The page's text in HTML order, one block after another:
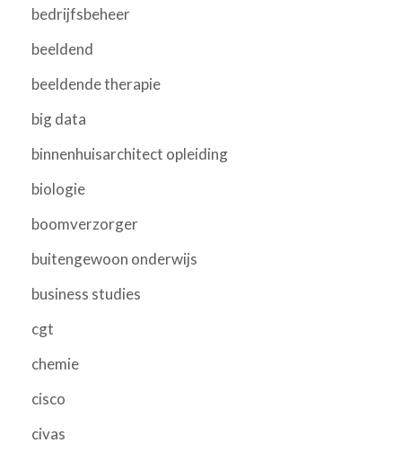
bedrijfsbeheer
beeldend
beeldende therapie
big data
binnenhuisarchitect opleiding
biologie
boomverzorger
buitengewoon onderwijs
business studies
cgt
chemie
cisco
civas